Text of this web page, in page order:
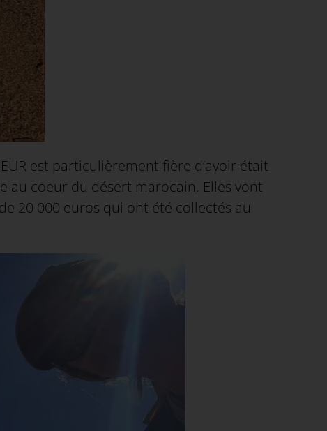
est particulièrement fière d’avoir était
au coeur du désert marocain. Elles vont
20 000 euros qui ont été collectés au